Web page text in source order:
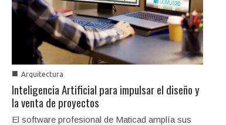
■ Arquitectura
Inteligencia Artificial para impulsar el diseño y
la venta de proyectos
El software profesional de Maticad amplía sus